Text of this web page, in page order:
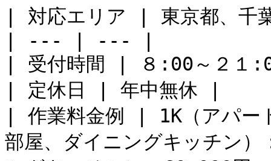
| 対応エリア | 東京都、千
| --- | --- |
| 受付時間 | ８:00～２１
| 定休日 | 年中無休 |
| 作業料金例 | 1K（アパー
部屋、ダイニングキッチン